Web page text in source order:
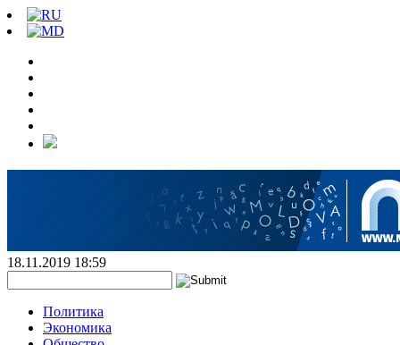
18.11.2019 18:59
Политика
Экономика